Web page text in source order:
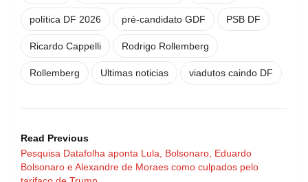
política DF 2026 pré-candidato GDF PSB DF
Ricardo Cappelli Rodrigo Rollemberg
Rollemberg Ultimas noticias viadutos caindo DF
Read Previous
Pesquisa Datafolha aponta Lula, Bolsonaro, Eduardo
Bolsonaro e Alexandre de Moraes como culpados pelo